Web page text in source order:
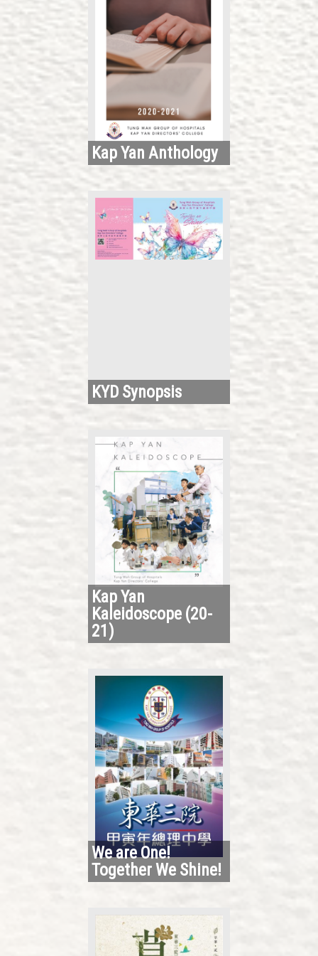
Kap Yan Anthology
KYD Synopsis
Kap Yan
Kaleidoscope (20-
21)
We are One!
Together We Shine!